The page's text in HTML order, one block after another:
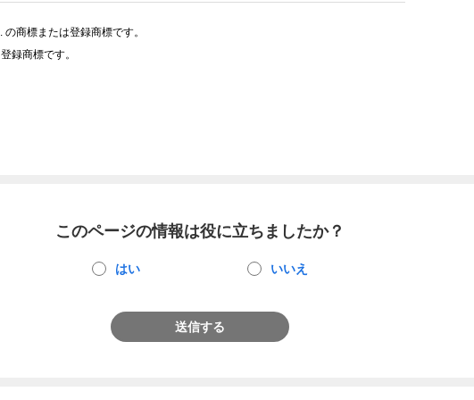
商標または登録商標です。
録商標です。
このページの情報は役に立ちましたか？
はい いいえ
送信する